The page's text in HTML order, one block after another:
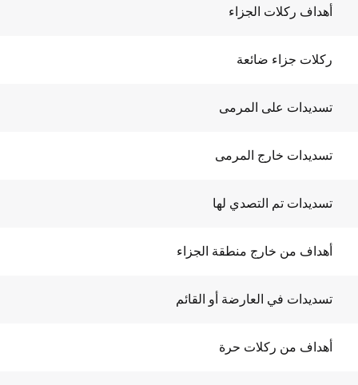
أهداف ركلات الجزاء
ركلات جزاء ضائعة
تسديدات على المرمى
تسديدات خارج المرمى
تسديدات تم التصدي لها
أهداف من خارج منطقة الجزاء
تسديدات في العارضة أو القائم
أهداف من ركلات حرة